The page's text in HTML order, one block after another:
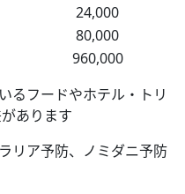
24,000
80,000
960,000
るフードやホテル・トリ
あります
リア予防、ノミダニ予防